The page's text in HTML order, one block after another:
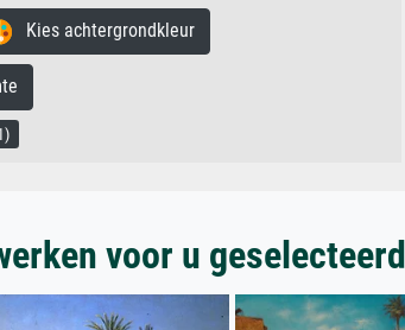
Kies achtergrondkleur
voor u geselecteerd